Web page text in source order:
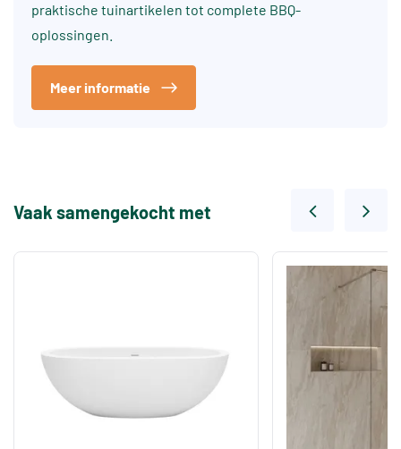
praktische tuinartikelen tot complete BBQ-
oplossingen.
Meer informatie
Vaak samengekocht met